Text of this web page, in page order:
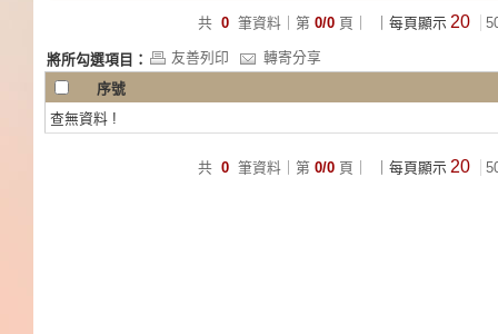
共 0 筆資料｜第 0/0 頁｜ ｜每頁顯示 20
將所勾選項目： 友善列印
轉寄分享
序號
查無資料 !
共 0 筆資料｜第 0/0 頁｜ ｜每頁顯示 20